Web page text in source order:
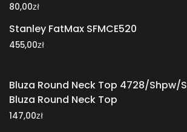
80,00zł
Stanley FatMax SFMCE520
455,00zł
Bluza Round Neck Top 4728/Shpw/S
Bluza Round Neck Top
147,00zł